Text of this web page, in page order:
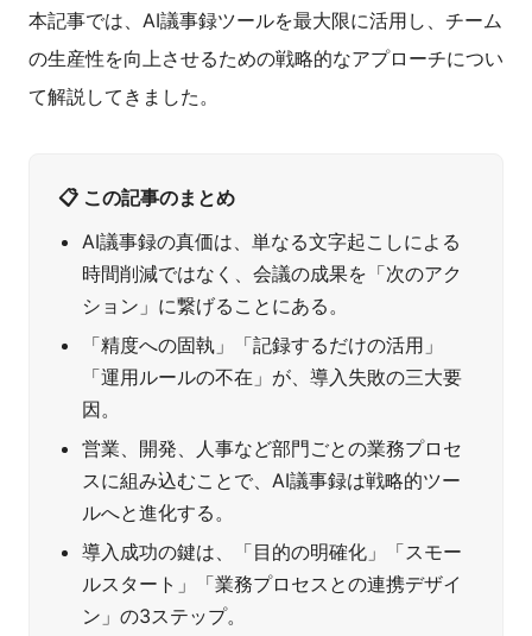
本記事では、AI議事録ツールを最大限に活用し、チーム
の生産性を向上させるための戦略的なアプローチについ
て解説してきました。
📋 この記事のまとめ
AI議事録の真価は、単なる文字起こしによる
時間削減ではなく、会議の成果を「次のアク
ション」に繋げることにある。
「精度への固執」「記録するだけの活用」
「運用ルールの不在」が、導入失敗の三大要
因。
営業、開発、人事など部門ごとの業務プロセ
スに組み込むことで、AI議事録は戦略的ツー
ルへと進化する。
導入成功の鍵は、「目的の明確化」「スモー
ルスタート」「業務プロセスとの連携デザイ
ン」の3ステップ。